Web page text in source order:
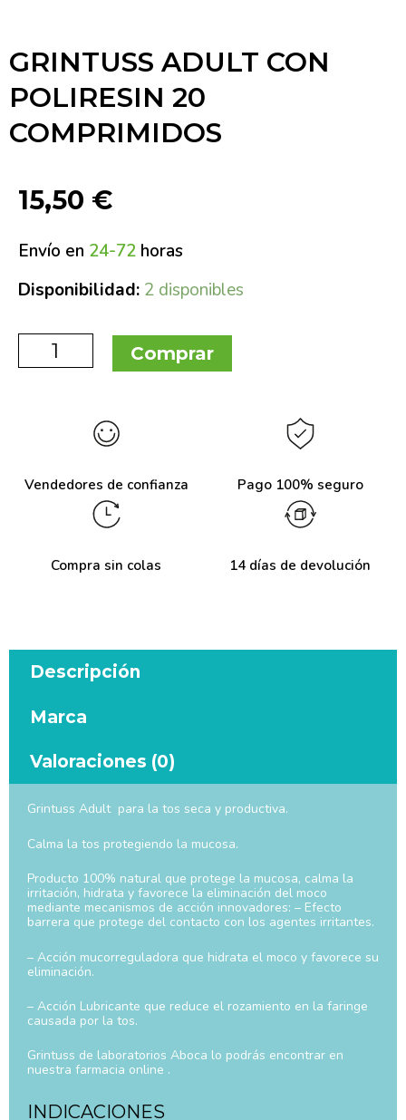
GRINTUSS ADULT CON
POLIRESIN 20
COMPRIMIDOS
15,50 €
Envío en 24-72 horas
Disponibilidad: 2 disponibles
Comprar
Vendedores de confianza Pago 100% seguro
Compra sin colas 14 días de devolución
Descripción
Marca
Valoraciones (0)
Grintuss Adult para la tos seca y productiva.
Calma la tos protegiendo la mucosa.
Producto 100% natural que protege la mucosa, calma la
irritación, hidrata y favorece la eliminación del moco
mediante mecanismos de acción innovadores: – Efecto
barrera que protege del contacto con los agentes irritantes.
– Acción mucorreguladora que hidrata el moco y favorece su
eliminación.
– Acción Lubricante que reduce el rozamiento en la faringe
causada por la tos.
Grintuss de laboratorios Aboca lo podrás encontrar en
nuestra farmacia online .
INDICACIONES